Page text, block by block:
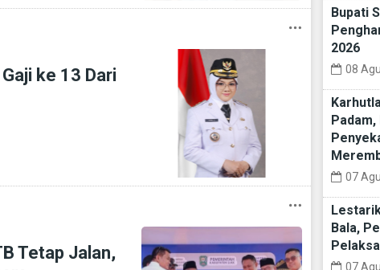
ke 13 Dari
Tetap Jalan,
Bupati
2026
08
07
Bala,
07